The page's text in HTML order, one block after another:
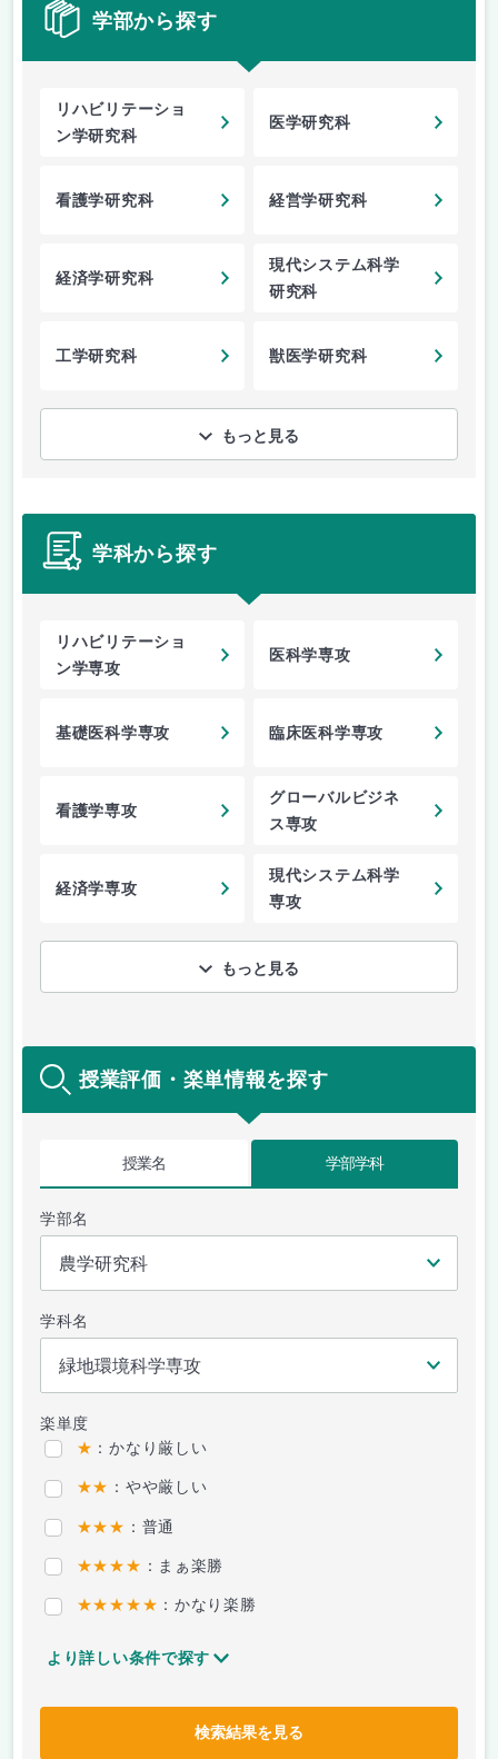
学部から探す
リハビリテーショ
ン学研究科
医学研究科
看護学研究科 経営学研究科
経済学研究科
現代システム科学
研究科
工学研究科 獣医学研究科
もっと見る
学科から探す
リハビリテーショ
ン学専攻
医科学専攻
基礎医科学専攻 臨床医科学専攻
看護学専攻
グローバルビジネ
ス専攻
経済学専攻
現代システム科学
専攻
もっと見る
授業評価・楽単情報を探す
授業名 学部学科
学部名
学科名
楽単度
★ ：かなり厳しい
★★ ：やや厳しい
★★★ ：普通
★★★★ ：まぁ楽勝
★★★★★ ：かなり楽勝
より詳しい条件で探す
検索結果を見る